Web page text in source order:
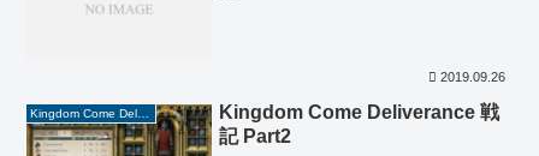
2019.09.26
Kingdom Come Deliverance
Kingdom Come Deliverance 戦
記 Part2